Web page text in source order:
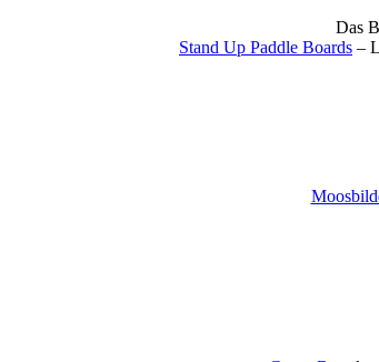
Das
Stand Up Paddle Boards –